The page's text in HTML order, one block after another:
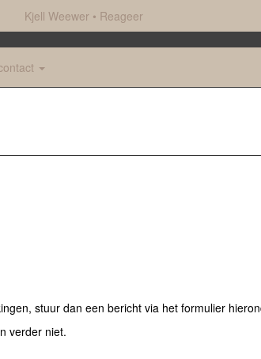
Kjell Weewer Reageer
stuur dan een bericht via het formulier
verder niet.